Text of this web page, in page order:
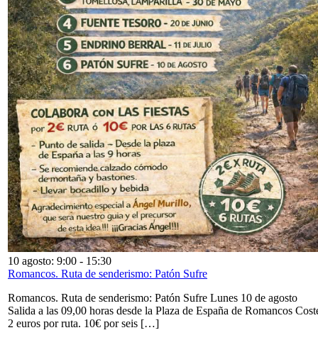
10 agosto: 9:00 - 15:30
Romancos. Ruta de senderismo: Patón Sufre
Romancos. Ruta de senderismo: Patón Sufre Lunes 10 de agosto
Salida a las 09,00 horas desde la Plaza de España de Romancos
2 euros por ruta. 10€ por seis […]